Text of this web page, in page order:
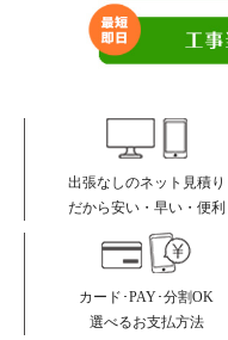
出張なしのネット見積り
だから安い・早い・便利
カード･PAY･分割OK
選べるお支払方法